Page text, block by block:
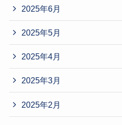
2025年6月
2025年5月
2025年4月
2025年3月
2025年2月